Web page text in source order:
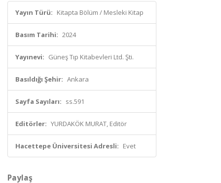
Yayın Türü: Kitapta Bölüm / Mesleki Kitap
Basım Tarihi: 2024
Yayınevi: Güneş Tıp Kitabevleri Ltd. Şti.
Basıldığı Şehir: Ankara
Sayfa Sayıları: ss.591
Editörler: YURDAKÖK MURAT, Editör
Hacettepe Üniversitesi Adresli: Evet
Paylaş